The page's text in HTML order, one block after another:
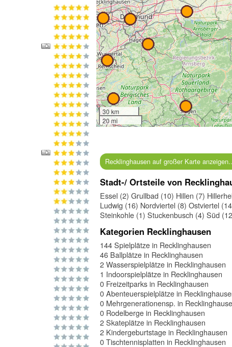
30 km
20 mi
Recklinghausen auf großer Karte
Stadt-/ Ortsteile von
Essel (2) Grullbad (10) Hillen (7)
Ludwig (16) Nordviertel (8) Ostviertel
Steinkohle (1) Stuckenbusch (4) Süd
Kategorien Recklinghausen
144 Spielplätze in Recklinghausen
46 Ballplätze in Recklinghausen
2 Wasserspielplätze in Recklinghausen
1 Indoorspielplätze in Recklinghausen
0 Freizeitparks in Recklinghausen
0 Abenteuerspielplätze in
0 Mehrgenerationensp. in
0 Rodelberge in Recklinghausen
2 Skateplätze in Recklinghausen
2 Kindergeburtstage in Recklinghausen
0 Tischtennisplatten in Recklinghausen